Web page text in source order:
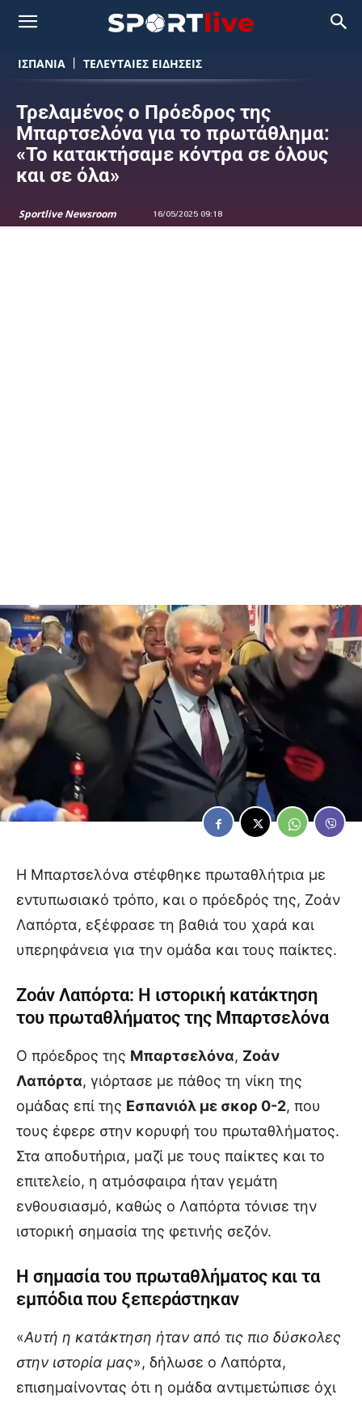
ΙΣΠΑΝΙΑ ΤΕΛΕΥΤΑΙΕΣ ΕΙΔΗΣΕΙΣ
Τρελαμένος ο Πρόεδρος της
Μπαρτσελόνα για το πρωτάθλημα:
«Το κατακτήσαμε κόντρα σε όλους
και σε όλα»
Sportlive Newsroom 16/05/2025 09:18
Η Μπαρτσελόνα στέφθηκε πρωταθλήτρια με
εντυπωσιακό τρόπο, και ο πρόεδρός της, Ζοάν
Λαπόρτα, εξέφρασε τη βαθιά του χαρά και
υπερηφάνεια για την ομάδα και τους παίκτες.
Ζοάν Λαπόρτα: Η ιστορική κατάκτηση
του πρωταθλήματος της Μπαρτσελόνα
Ο πρόεδρος της Μπαρτσελόνα, Ζοάν
Λαπόρτα, γιόρτασε με πάθος τη νίκη της
ομάδας επί της Εσπανιόλ με σκορ 0-2, που
τους έφερε στην κορυφή του πρωταθλήματος.
Στα αποδυτήρια, μαζί με τους παίκτες και το
επιτελείο, η ατμόσφαιρα ήταν γεμάτη
ενθουσιασμό, καθώς ο Λαπόρτα τόνισε την
ιστορική σημασία της φετινής σεζόν.
Η σημασία του πρωταθλήματος και τα
εμπόδια που ξεπεράστηκαν
«Αυτή η κατάκτηση ήταν από τις πιο δύσκολες
στην ιστορία μας», δήλωσε ο Λαπόρτα,
επισημαίνοντας ότι η ομάδα αντιμετώπισε όχι